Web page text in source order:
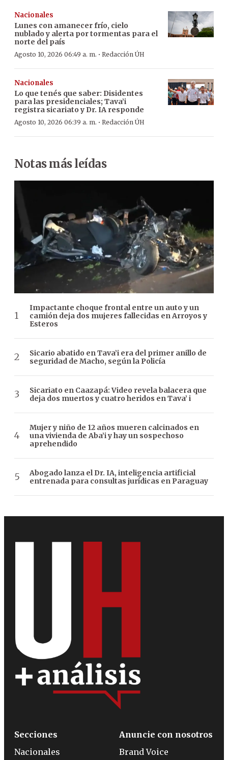
Nacionales
Lunes con amanecer frío, cielo
nublado y alerta por tormentas para el
norte del país
Agosto 10, 2026 06:49 a. m. · Redacción ÚH
Nacionales
Lo que tenés que saber: Disidentes
para las presidenciales; Tava’i
registra sicariato y Dr. IA responde
Agosto 10, 2026 06:39 a. m. · Redacción ÚH
Notas más leídas
Impactante choque frontal entre un auto y un
camión deja dos mujeres fallecidas en Arroyos y
Esteros
Sicario abatido en Tava’i era del primer anillo de
seguridad de Macho, según la Policía
Sicariato en Caazapá: Video revela balacera que
deja dos muertos y cuatro heridos en Tava’ i
Mujer y niño de 12 años mueren calcinados en
una vivienda de Aba’i y hay un sospechoso
aprehendido
Abogado lanza el Dr. IA, inteligencia artificial
entrenada para consultas jurídicas en Paraguay
Secciones
Nacionales
Anuncie con nosotros
Brand Voice